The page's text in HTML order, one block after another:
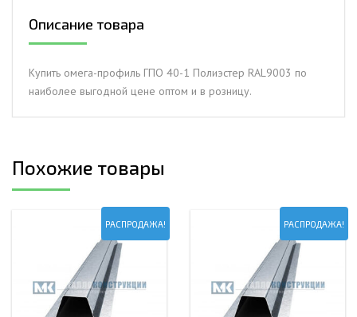
Полиэстер
RAL9003
Описание товара
Купить омега-профиль ГПО 40-1 Полиэстер RAL9003 по
наиболее выгодной цене оптом и в розницу.
Похожие товары
РАСПРОДАЖА! РАСПРОДАЖА!